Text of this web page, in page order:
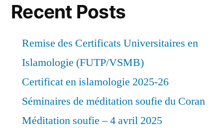
Recent Posts
Remise des Certificats Universitaires en
Islamologie (FUTP/VSMB)
Certificat en islamologie 2025-26
Séminaires de méditation soufie du Coran
Méditation soufie – 4 avril 2025